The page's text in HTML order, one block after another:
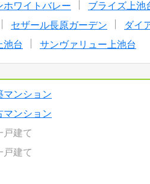
ホワイトバレー ブライズ上池
セザール長原ガーデン ダイ
池台 サンヴァリュー上池台
マンション
マンション
戸建て
戸建て